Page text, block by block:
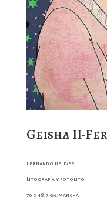
Geisha II-
Fernando Bellver
Litografía y fotolito
70 x 48,7 cm. mancha